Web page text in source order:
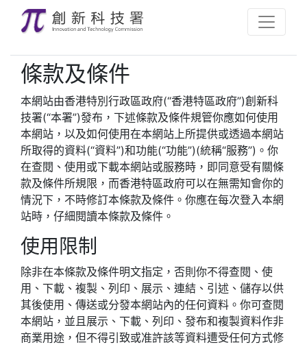
條款及條件
本網站由香港特別行政區政府(“香港特區政府”)創新科
技署(“本署”)發布，下述條款及條件規管你應如何使用
本網站，以及如何使用在本網站上所提供或透過本網站
所取得的資料(“資料”)和功能(“功能”)(統稱“服務”)。你
在查閱、使用或下載本網站或服務時，即同意受有關條
款及條件所規限，而香港特區政府可以在無需知會你的
情況下，不時修訂本條款及條件。你應在每次登入本網
站時，仔細閱讀本條款及條件。
使用限制
除非在本條款及條件明文指定，否則你不得查閱、使
用、下載、複製、列印、展示、連結、引述、儲存以供
其後使用、傳送或分發本網站內的任何資料。你可查閱
本網站，並且展示、下載、列印、發布和複製資料作非
商業用途，但不得引致或准許該等資料遭受任何方式修